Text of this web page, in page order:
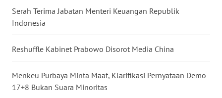
Serah Terima Jabatan Menteri Keuangan Republik
Indonesia
Reshuffle Kabinet Prabowo Disorot Media China
Menkeu Purbaya Minta Maaf, Klarifikasi Pernyataan Demo
17+8 Bukan Suara Minoritas
WN
KALTENG
WN
KALTARA
WN
KALSEL